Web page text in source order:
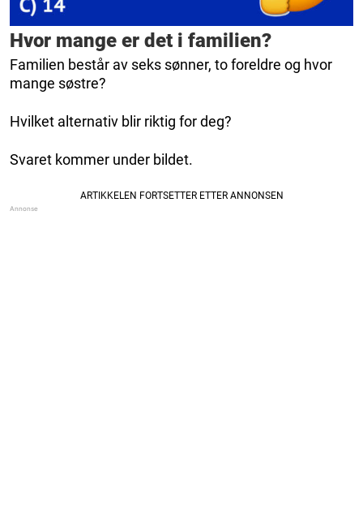
Hvor mange er det i familien?
Familien består av seks sønner, to foreldre og hvor
mange søstre?
Hvilket alternativ blir riktig for deg?
Svaret kommer under bildet.